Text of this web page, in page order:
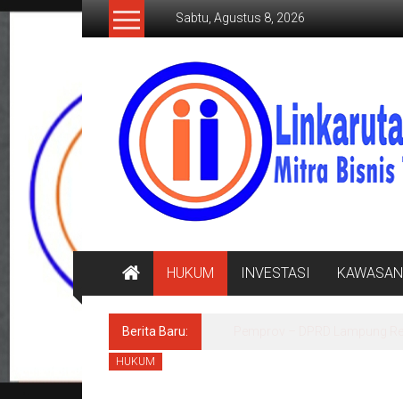
Lompat
Sabtu, Agustus 8, 2026
LINKARUTAMA.COM
Mitra
Bisnis
Terpercaya
HUKUM INVESTASI KAWASAN
Berita Baru:
HUKUM